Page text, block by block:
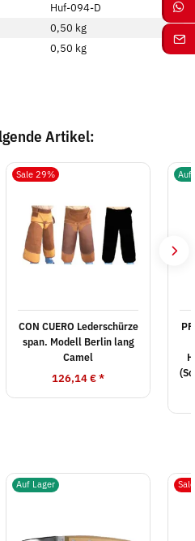
Huf-094-D
0,50 kg
0,50 kg
Artikel:
Sale 29%
CON CUERO Lederschürze
span. Modell Berlin lang
Camel
126,14 €*
Auf
Auf Lager